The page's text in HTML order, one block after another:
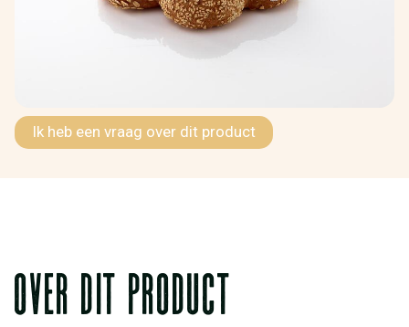
Ik heb een vraag over dit product
Over dit product